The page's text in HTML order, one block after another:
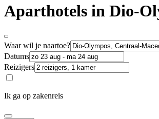
Aparthotels in Dio-
Waar wil je naartoe?
Datums
Reizigers
Ik ga op zakenreis